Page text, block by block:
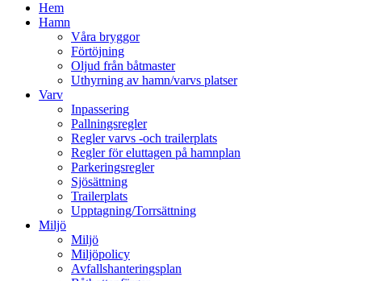
Hem
Hamn
Våra bryggor
Förtöjning
Oljud från båtmaster
Uthyrning av hamn/varvs platser
Varv
Inpassering
Pallningsregler
Regler varvs -och trailerplats
Regler för eluttagen på hamnplan
Parkeringsregler
Sjösättning
Trailerplats
Upptagning/Torrsättning
Miljö
Miljö
Miljöpolicy
Avfallshanteringsplan